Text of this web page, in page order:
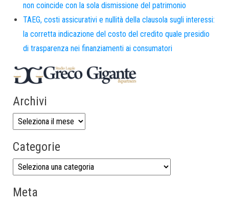
non coincide con la sola dismissione del patrimonio
TAEG, costi assicurativi e nullità della clausola sugli interessi:
la corretta indicazione del costo del credito quale presidio
di trasparenza nei finanziamenti ai consumatori
Archivi
Categorie
Meta